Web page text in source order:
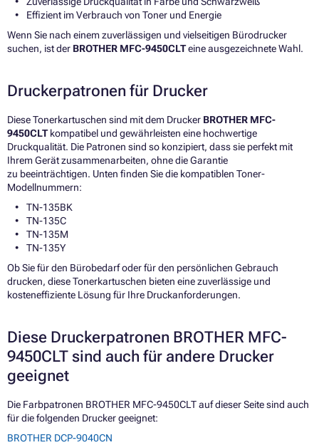
Effizient im Verbrauch von Toner und Energie
Wenn Sie nach einem zuverlässigen und vielseitigen Bürodrucker
suchen, ist der BROTHER MFC-9450CLTeine ausgezeichnete Wahl.
Druckerpatronen für Drucker
Diese Tonerkartuschen sind mit dem Drucker BROTHER MFC-
9450CLTkompatibel und gewährleisten eine hochwertige
Druckqualität. Die Patronen sind so konzipiert, dass sie perfekt mit
Ihrem Gerät zusammenarbeiten, ohne die Garantie
zu beeinträchtigen. Unten finden Sie die kompatiblen Toner-
Modellnummern:
TN-135BK
TN-135C
TN-135M
TN-135Y
Ob Sie für den Bürobedarf oder für den persönlichen Gebrauch
drucken, diese Tonerkartuschen bieten eine zuverlässige und
kosteneffiziente Lösung für Ihre Druckanforderungen.
Diese Druckerpatronen BROTHER MFC-
9450CLT sind auch für andere Drucker
geeignet
Die Farbpatronen BROTHER MFC-9450CLT auf dieser Seite sind auch
für die folgenden Drucker geeignet:
BROTHER DCP-9040CN